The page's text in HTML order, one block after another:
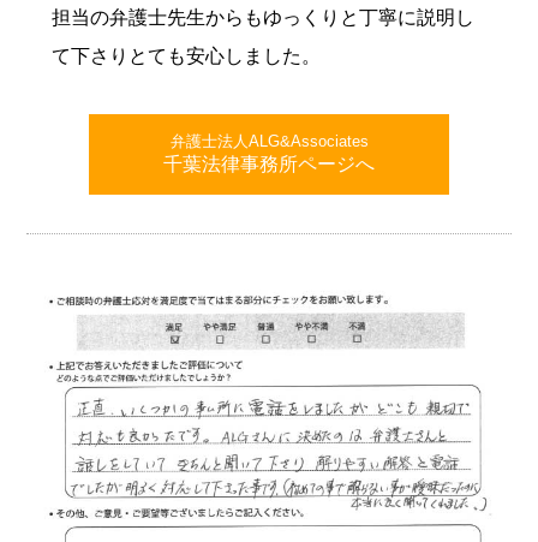
担当の弁護士先生からもゆっくりと丁寧に説明し
て下さりとても安心しました。
弁護士法人ALG&Associates
千葉法律事務所ページへ